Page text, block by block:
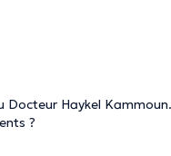
Docteur Haykel Kammoun.
?